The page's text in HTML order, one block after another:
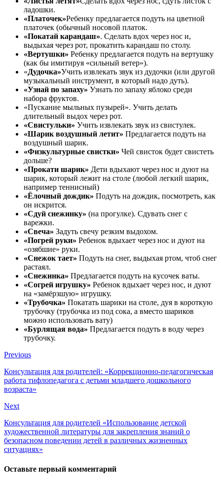
ладошки.
«Платочек»Ребенку предлагается подуть на цветной
платочек (обычный носовой платок.
«Покатай карандаш». Сделать вдох через нос и,
выдыхая через рот, прокатить карандаш по столу.
«Вертушки» Ребенку предлагается подуть на вертушку
(как бы имитируя «сильный ветер»).
«Дудочка»Учить извлекать звук из дудочки (или другой
музыкальный инструмент, в который надо дуть).
«Узнай по запаху» Узнать по запаху яблоко среди
набора фруктов.
«Пускание мыльных пузырей». Учить делать
длительный выдох через рот.
«Свистульки» Учить извлекать звук из свистулек.
«Шарик воздушный летит» Предлагается подуть на
воздушный шарик.
«Физкультурные свистки» Чей свисток будет свистеть
дольше?
«Прокати шарик» Дети вдыхают через нос и дуют на
шарик, который лежит на столе (любой легкий шарик,
например теннисный)
«Ёлочный дождик» Подуть на дождик, посмотреть, как
он искрится.
«Сдуй снежинку» (на прогулке). Сдувать снег с
варежки.
«Свеча» Задуть свечу резким выдохом.
«Погрей руки» Ребенок вдыхает через нос и дуют на
«озябшие» руки.
«Снежок тает» Подуть на снег, выдыхая ртом, чтоб снег
растаял.
«Снежинка» Предлагается подуть на кусочек ваты.
«Согрей игрушку» Ребенок вдыхает через нос, и дуют
на «замёрзшую» игрушку.
«Трубочка» Покатать шарики на столе, дуя в короткую
трубочку (трубочка из под сока, а вместо шариков
можно использовать вату)
«Бурлящая вода» Предлагается подуть в воду через
трубочку.
Previous
Консультация для родителей: «Коррекционно-педагогическая
работа тифлопедагога с детьми младшего дошкольного
возраста»
Next
Консультация для родителей «Использование детской
художественной литературы для закрепления знаний о
безопасном поведении детей в различных жизненных
ситуациях»
Оставьте первый комментарий